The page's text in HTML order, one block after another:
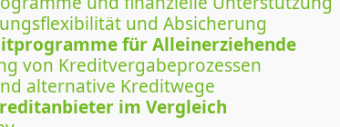
und Absicherung
für Alleinerziehende
von Kreditvergabeprozessen
alternative Kreditwege
im Vergleich